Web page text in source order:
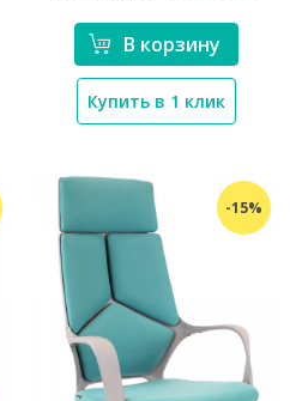
*}
В корзину
Купить в 1 клик
-15%